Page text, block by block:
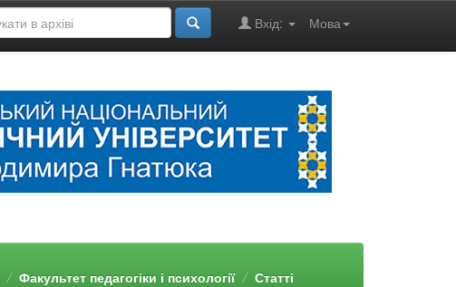
Мова
Вхід:
Факультет педагогіки і психології Статті